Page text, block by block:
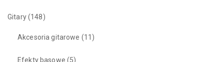
Gitary(148)
Akcesoria gitarowe (11)
Efekty basowe (5)